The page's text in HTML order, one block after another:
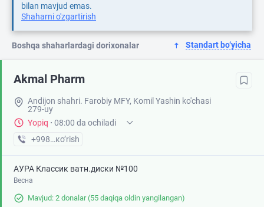
bilan mavjud emas.
Shaharni o'zgartirish
Boshqa shaharlardagi dorixonalar Standart bo‘yicha
Akmal Pharm
Andijon shahri. Farobiy MFY, Komil Yashin ko'chasi
279-uy
Yopiq · 08:00 da ochiladi
+998 (90) XXX-XX-XX
кo’rish
АУРА Классик ватн.диски №100
Весна
Mavjud: 2 donalar(55 daqiqa oldin yangilangan)